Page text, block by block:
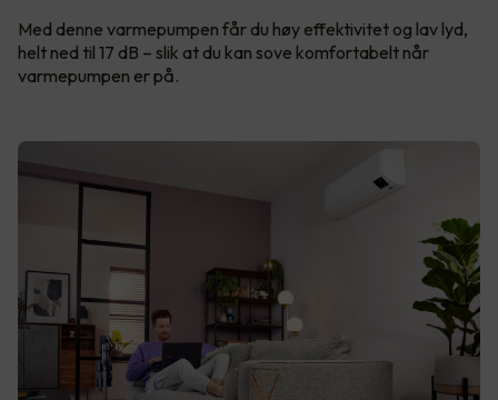
Med denne varmepumpen får du høy effektivitet og lav lyd,
helt ned til 17 dB – slik at du kan sove komfortabelt når
varmepumpen er på.